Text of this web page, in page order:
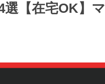
【在宅OK】マ